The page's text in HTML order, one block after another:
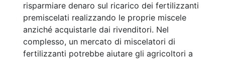
risparmiare denaro sul ricarico dei fertilizzanti
premiscelati realizzando le proprie miscele
anziché acquistarle dai rivenditori. Nel
complesso, un mercato di miscelatori di
fertilizzanti potrebbe aiutare gli agricoltori a